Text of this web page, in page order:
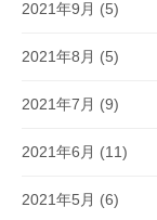
2021年9月 (5)
2021年8月 (5)
2021年7月 (9)
2021年6月 (11)
2021年5月 (6)